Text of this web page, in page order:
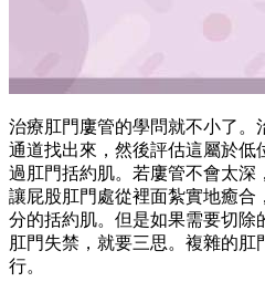
治療肛門廔管的學問就不小了。
通道找出來，然後評估這屬於低
過肛門括約肌。若廔管不會太深
讓屁股肛門處從裡面紮實地癒合
分的括約肌。但是如果需要切除
肛門失禁，就要三思。複雜的
行。